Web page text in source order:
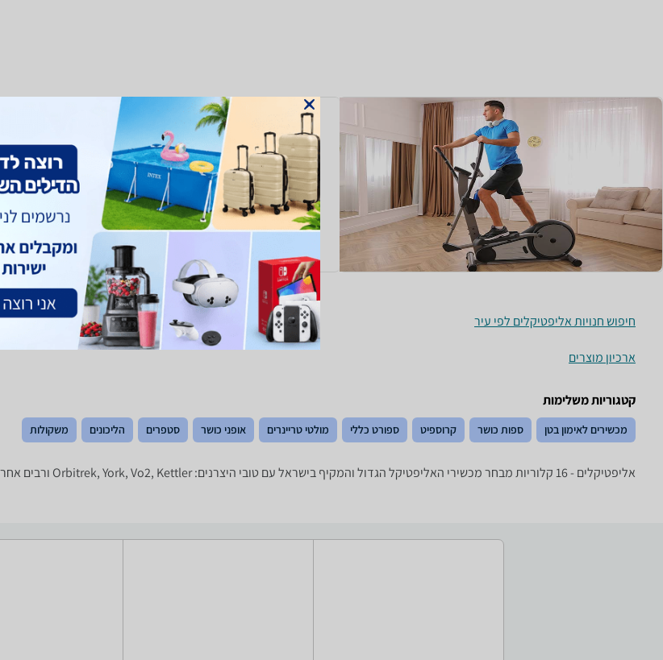
המדריך המלא לקניית אליפטיקל
גודל המכשיר
מאחר והמכשיר יהיה מוצב בשטח הבית, שימו לב שניתן להזיזו בקלות
ממקום למקום על מנת...
חיפוש חנויות אליפטיקלים לפי עיר
ארכיון מוצרים
קטגוריות משלימות
מכשירים לאימון בטן ספות כושר קרוספיט ספורט כללי מולטי טריינרים אופני כושר סטפרים הליכונים משקולות
אליפטיקלים - ‏16 ‏קלוריות מבחר מכשירי האליפטיקל הגדול והמקיף בישראל עם טובי היצרנים: Orbitrek, York, Vo2, Kettler ורבים אחרים.